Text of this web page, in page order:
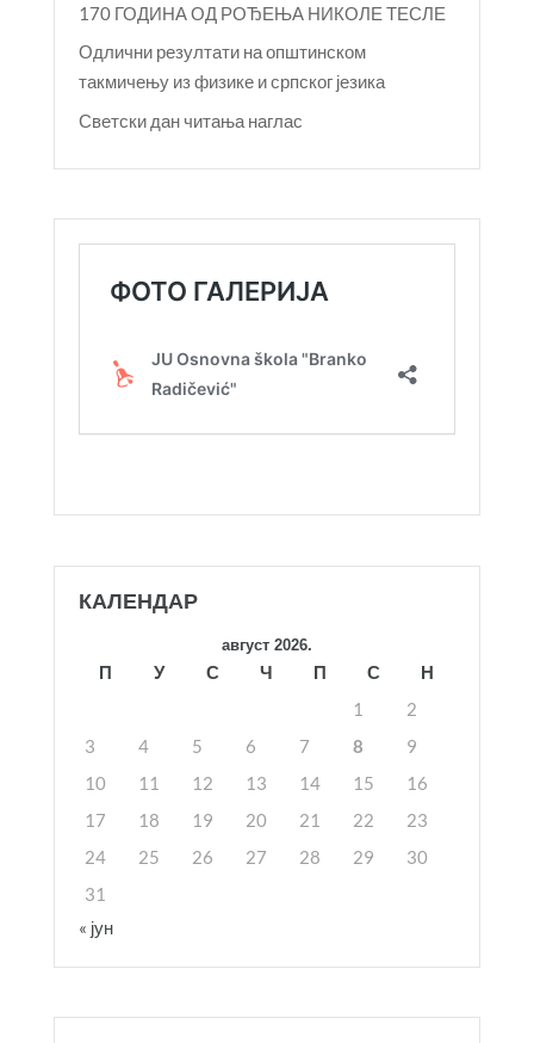
170 ГОДИНА ОД РОЂЕЊА НИКОЛЕ ТЕСЛЕ
Одлични резултати на општинском
такмичењу из физике и српског језика
Светски дан читања наглас
КАЛЕНДАР
август 2026.
П У С Ч П С
Н
1
2
3
4 5 6 7 8
9
10
11 12 13 14 15
16
17
18 19 20 21 22
23
24
25 26 27 28 29
30
31
« јун